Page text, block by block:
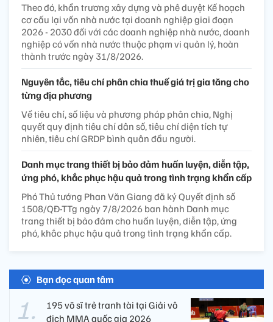
Theo đó, khẩn trương xây dựng và phê duyệt Kế hoạch
cơ cấu lại vốn nhà nước tại doanh nghiệp giai đoạn
2026 - 2030 đối với các doanh nghiệp nhà nước, doanh
nghiệp có vốn nhà nước thuộc phạm vi quản lý, hoàn
thành trước ngày 31/8/2026.
Nguyên tắc, tiêu chí phân chia thuế giá trị gia tăng cho
từng địa phương
Về tiêu chí, số liệu và phương pháp phân chia, Nghị
quyết quy định tiêu chí dân số, tiêu chí diện tích tự
nhiên, tiêu chí GRDP bình quân đầu người.
Danh mục trang thiết bị bảo đảm huấn luyện, diễn tập,
ứng phó, khắc phục hậu quả trong tình trạng khẩn cấp
Phó Thủ tướng Phan Văn Giang đã ký Quyết định số
1508/QĐ-TTg ngày 7/8/2026 ban hành Danh mục
trang thiết bị bảo đảm cho huấn luyện, diễn tập, ứng
phó, khắc phục hậu quả trong tình trạng khẩn cấp.
Bạn đọc quan tâm
195 võ sĩ trẻ tranh tài tại Giải vô
địch MMA quốc gia 2026